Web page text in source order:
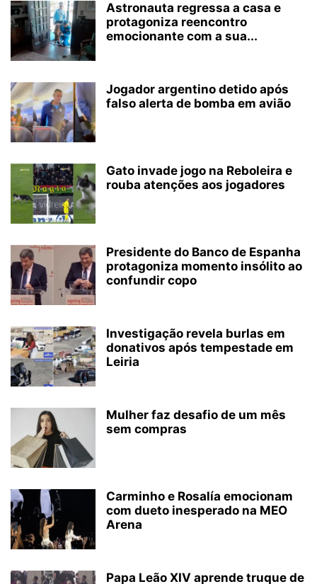
Astronauta regressa a casa e
protagoniza reencontro
emocionante com a sua...
Jogador argentino detido após
falso alerta de bomba em avião
Gato invade jogo na Reboleira e
rouba atenções aos jogadores
Presidente do Banco de Espanha
protagoniza momento insólito ao
confundir copo
Investigação revela burlas em
donativos após tempestade em
Leiria
Mulher faz desafio de um mês
sem compras
Carminho e Rosalía emocionam
com dueto inesperado na MEO
Arena
Papa Leão XIV aprende truque de